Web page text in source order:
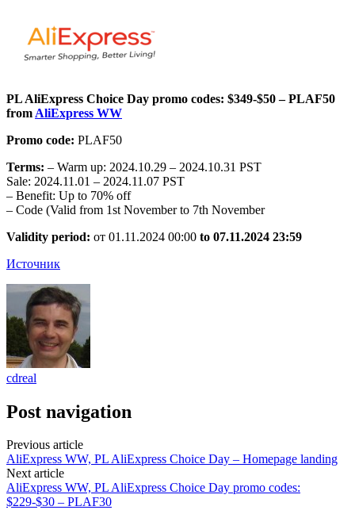
PL AliExpress Choice Day promo codes: $349-$50 – PLAF50
from AliExpress WW
Promo code: PLAF50
Terms: – Warm up: 2024.10.29 – 2024.10.31 PST
Sale: 2024.11.01 – 2024.11.07 PST
– Benefit: Up to 70% off
– Code (Valid from 1st November to 7th November
Validity period: от 01.11.2024 00:00 to 07.11.2024 23:59
Источник
cdreal
Post navigation
Previous article
AliExpress WW, PL AliExpress Choice Day – Homepage landing
Next article
AliExpress WW, PL AliExpress Choice Day promo codes:
$229-$30 – PLAF30